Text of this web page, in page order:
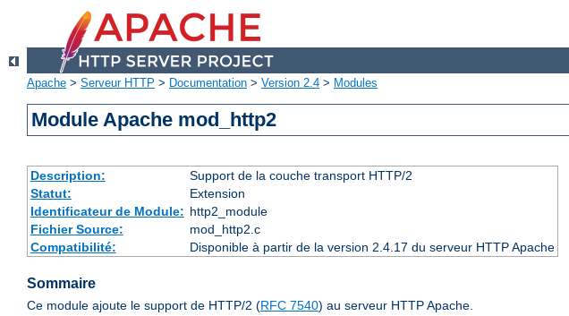
Apache > Serveur HTTP > Documentation > Version 2.4 > Modules
Module Apache mod_http2
Description:
Support de la couche transport HTTP/2
Statut:
Extension
Identificateur de Module: http2_module
Fichier Source:
mod_http2.c
Compatibilité:
Disponible à partir de la version 2.4.17 du serveur HTTP Apache
Sommaire
Ce module ajoute le support de HTTP/2 (RFC 7540) au serveur HTTP Apache.